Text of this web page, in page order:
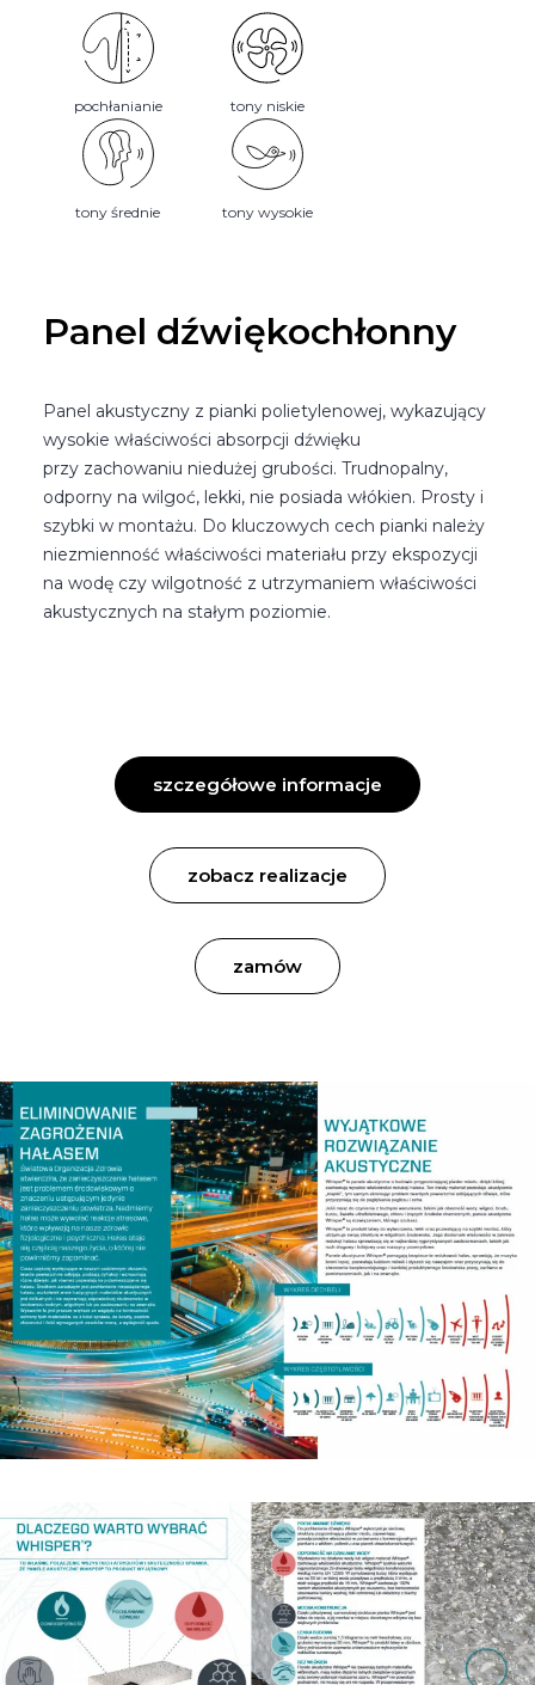
pochłanianie tony niskie
tony średnie tony wysokie
Panel dźwiękochłonny
Panel akustyczny z pianki polietylenowej, wykazujący
wysokie właściwości absorpcji dźwięku
przy zachowaniu niedużej grubości. Trudnopalny,
odporny na wilgoć, lekki, nie posiada włókien. Prosty i
szybki w montażu. Do kluczowych cech pianki należy
niezmienność właściwości materiału przy ekspozycji
na wodę czy wilgotność z utrzymaniem właściwości
akustycznych na stałym poziomie.
szczegółowe informacje
zobacz realizacje
zamów